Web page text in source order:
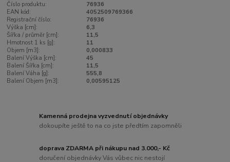
Číslo produktu:
76936
EAN kód:
4052509769366
Registrační číslo:
76936
Výška [cm]:
6,3
Šířka / průměr [cm]:
11,5
Hmotnost 1 ks [g]:
11
Objem [m3]:
0,000833
Balení Výška [cm]:
45
Balení Šířka [cm]:
11,5
Balení Váha [g]:
555,8
Balení Objem [m3]:
0,00595125
Kamenná prodejna vyzvednutí objednávky
dokoupíte ještě to na co jste předtím zapomněli
doprava ZDARMA při nákupu nad 3.000,- Kč
doručení objednávky Vás vůbec nic nestojí